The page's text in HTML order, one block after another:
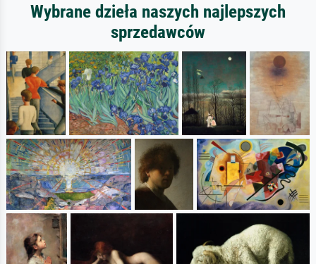
Wybrane dzieła naszych najlepszych
sprzedawców